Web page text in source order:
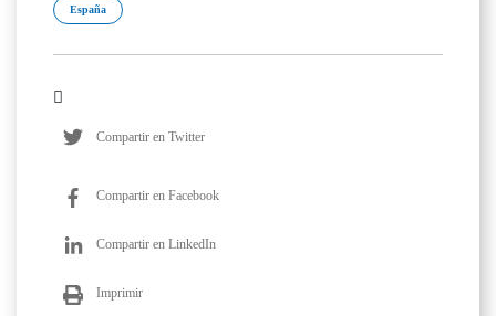
España
Compartir en Twitter
Compartir en Facebook
Compartir en LinkedIn
Imprimir